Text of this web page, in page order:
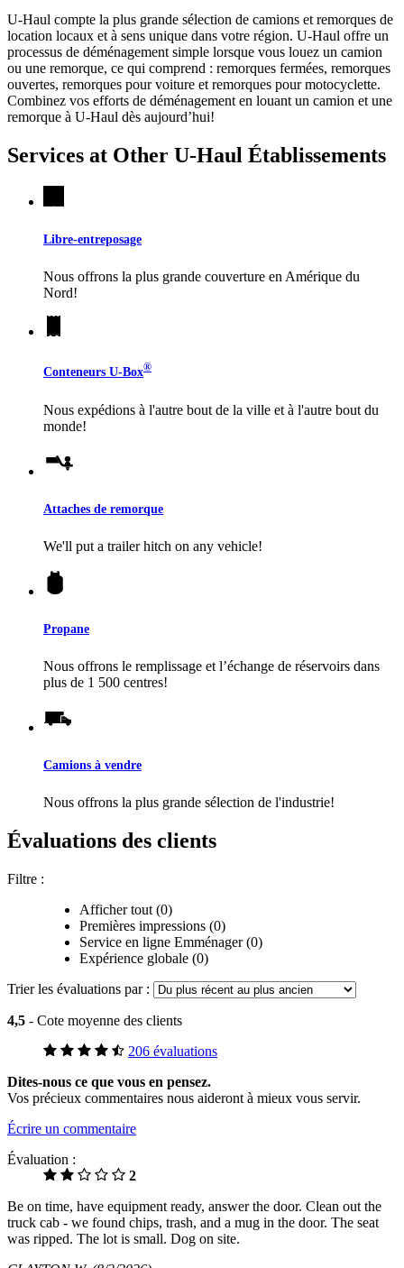
U-Haul compte la plus grande sélection de camions et remorques de
location locaux et à sens unique dans votre région. U-Haul offre un
processus de déménagement simple lorsque vous louez un camion
ou une remorque, ce qui comprend : remorques fermées, remorques
ouvertes, remorques pour voiture et remorques pour motocyclette.
Combinez vos efforts de déménagement en louant un camion et une
remorque à U-Haul dès aujourd’hui!
Services at Other U-Haul Établissements
Libre-entreposage
Nous offrons la plus grande couverture en Amérique du
Nord!
Conteneurs U-Box®
Nous expédions à l'autre bout de la ville et à l'autre bout du
monde!
Attaches de remorque
We'll put a trailer hitch on any vehicle!
Propane
Nous offrons le remplissage et l’échange de réservoirs dans
plus de 1 500 centres!
Camions à vendre
Nous offrons la plus grande sélection de l'industrie!
Évaluations des clients
Filtre :
Afficher tout (0)
Premières impressions (0)
Service en ligne Emménager (0)
Expérience globale (0)
Trier les évaluations par :
4,5 - Cote moyenne des clients
206 évaluations
Dites-nous ce que vous en pensez.
Vos précieux commentaires nous aideront à mieux vous servir.
Écrire un commentaire
Évaluation :
2
Be on time, have equipment ready, answer the door. Clean out the
truck cab - we found chips, trash, and a mug in the door. The seat
was ripped. The lot is small. Dog on site.